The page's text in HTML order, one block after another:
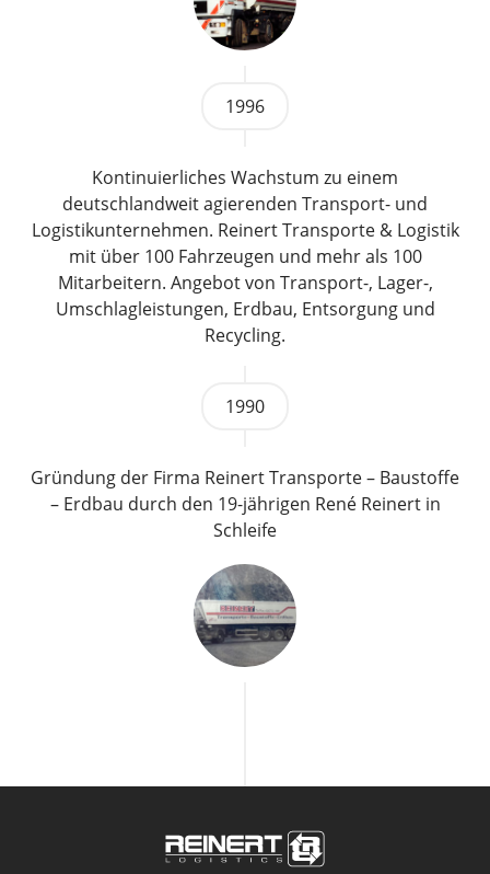
1996
Kontinuierliches Wachstum zu einem
deutschlandweit agierenden Transport- und
Logistikunternehmen. Reinert Transporte & Logistik
mit über 100 Fahrzeugen und mehr als 100
Mitarbeitern. Angebot von Transport-, Lager-,
Umschlagleistungen, Erdbau, Entsorgung und
Recycling.
1990
Gründung der Firma Reinert Transporte – Baustoffe
– Erdbau durch den 19-jährigen René Reinert in
Schleife